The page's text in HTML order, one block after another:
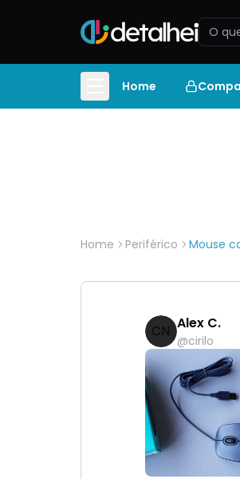
Home
Home Periférico Mouse
CN Alex C.
@cirilo